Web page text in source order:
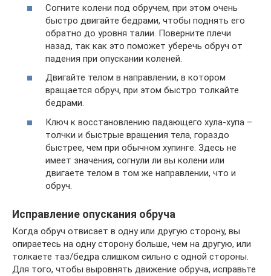
Согните колени под обручем, при этом очень
быстро двигайте бедрами, чтобы поднять его
обратно до уровня талии. Поверните плечи
назад, так как это поможет уберечь обруч от
падения при опускании коленей.
Двигайте телом в направлении, в котором
вращается обруч, при этом быстро толкайте
бедрами.
Ключ к восстановлению падающего хула-хупа –
толчки и быстрые вращения тела, гораздо
быстрее, чем при обычном хупинге. Здесь не
имеет значения, согнули ли вы колени или
двигаете телом в том же направлении, что и
обруч.
Исправление опускания обруча
Когда обруч отвисает в одну или другую сторону, вы
опираетесь на одну сторону больше, чем на другую, или
толкаете таз/бедра слишком сильно с одной стороны.
Для того, чтобы выровнять движение обруча, исправьте